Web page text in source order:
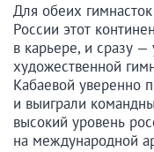
Для обеих
России этот
в карьере, и сразу
художественной
Кабаевой уверенно
и выиграли
высокий уровень
на международной